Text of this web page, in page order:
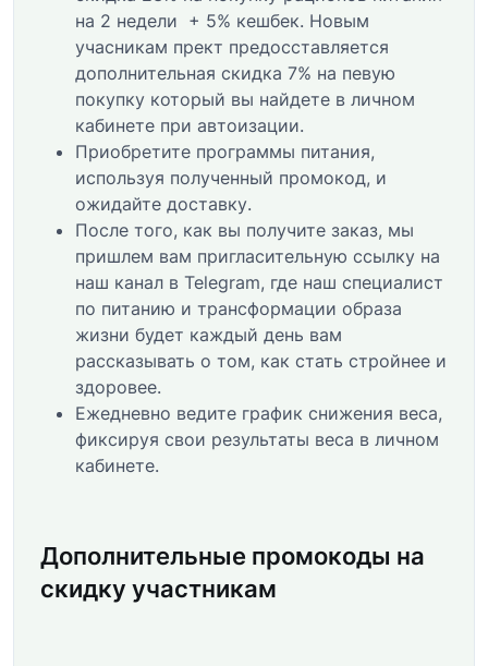
на 2 недели + 5% кешбек. Новым
учасникам прект предосставляется
дополнительная скидка 7% на певую
покупку который вы найдете в личном
кабинете при автоизации.
Приобретите программы питания,
используя полученный промокод, и
ожидайте доставку.
После того, как вы получите заказ, мы
пришлем вам пригласительную ссылку на
наш канал в Telegram, где наш специалист
по питанию и трансформации образа
жизни будет каждый день вам
рассказывать о том, как стать стройнее и
здоровее.
Ежедневно ведите график снижения веса,
фиксируя свои результаты веса в личном
кабинете.
Дополнительные промокоды на
скидку участникам